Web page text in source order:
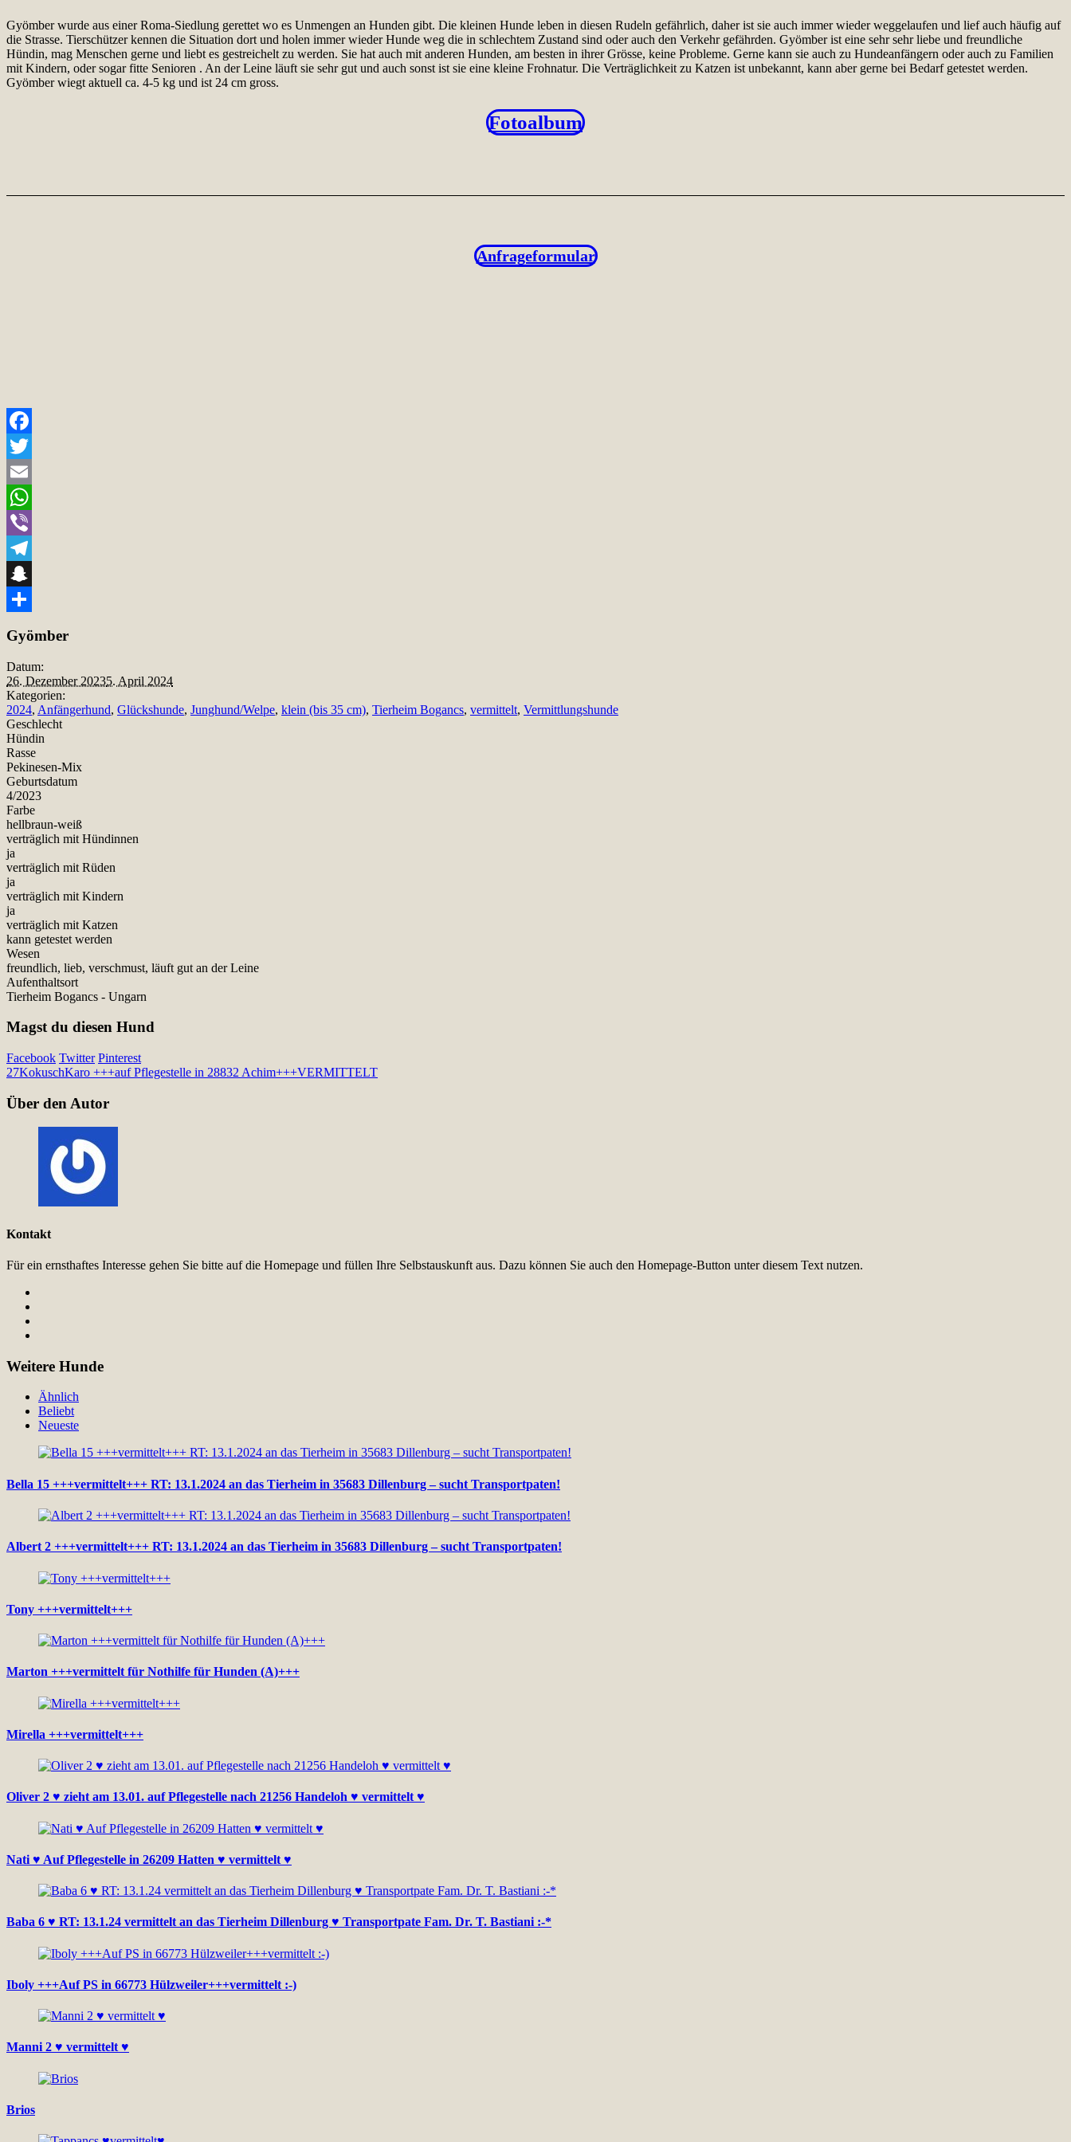
Gyömber wurde aus einer Roma-Siedlung gerettet wo es Unmengen an Hunden gibt. Die kleinen Hunde leben in diesen Rudeln gefährlich, daher ist sie auch immer wieder weggelaufen und lief auch häufig auf
die Strasse. Tierschützer kennen die Situation dort und holen immer wieder Hunde weg die in schlechtem Zustand sind oder auch den Verkehr gefährden. Gyömber ist eine sehr sehr liebe und freundliche
Hündin, mag Menschen gerne und liebt es gestreichelt zu werden. Sie hat auch mit anderen Hunden, am besten in ihrer Grösse, keine Probleme. Gerne kann sie auch zu Hundeanfängern oder auch zu Familien
mit Kindern, oder sogar fitte Senioren . An der Leine läuft sie sehr gut und auch sonst ist sie eine kleine Frohnatur. Die Verträglichkeit zu Katzen ist unbekannt, kann aber gerne bei Bedarf getestet werden.
Gyömber wiegt aktuell ca. 4-5 kg und ist 24 cm gross.
Fotoalbum
Anfrageformular
Facebook
Twitter
Email
WhatsApp
Viber
Telegram
Snapchat
Gyömber
Datum:
26. Dezember 20235. April 2024
Kategorien:
2024, Anfängerhund, Glückshunde, Junghund/Welpe, klein (bis 35 cm), Tierheim Bogancs, vermittelt, Vermittlungshunde
Geschlecht
Hündin
Rasse
Pekinesen-Mix
Geburtsdatum
4/2023
Farbe
hellbraun-weiß
verträglich mit Hündinnen
ja
verträglich mit Rüden
ja
verträglich mit Kindern
ja
verträglich mit Katzen
kann getestet werden
Wesen
freundlich, lieb, verschmust, läuft gut an der Leine
Aufenthaltsort
Tierheim Bogancs - Ungarn
Magst du diesen Hund
Facebook Twitter Pinterest
27KokuschKaro +++auf Pflegestelle in 28832 Achim+++VERMITTELT
Über den Autor
Kontakt
Für ein ernsthaftes Interesse gehen Sie bitte auf die Homepage und füllen Ihre Selbstauskunft aus. Dazu können Sie auch den Homepage-Button unter diesem Text nutzen.
Weitere Hunde
Ähnlich
Beliebt
Neueste
Bella 15 +++vermittelt+++ RT: 13.1.2024 an das Tierheim in 35683 Dillenburg – sucht Transportpaten!
Albert 2 +++vermittelt+++ RT: 13.1.2024 an das Tierheim in 35683 Dillenburg – sucht Transportpaten!
Tony +++vermittelt+++
Marton +++vermittelt für Nothilfe für Hunden (A)+++
Mirella +++vermittelt+++
Oliver 2 ♥ zieht am 13.01. auf Pflegestelle nach 21256 Handeloh ♥ vermittelt ♥
Nati ♥ Auf Pflegestelle in 26209 Hatten ♥ vermittelt ♥
Baba 6 ♥ RT: 13.1.24 vermittelt an das Tierheim Dillenburg ♥ Transportpate Fam. Dr. T. Bastiani :-*
Iboly +++Auf PS in 66773 Hülzweiler+++vermittelt :-)
Manni 2 ♥ vermittelt ♥
Brios